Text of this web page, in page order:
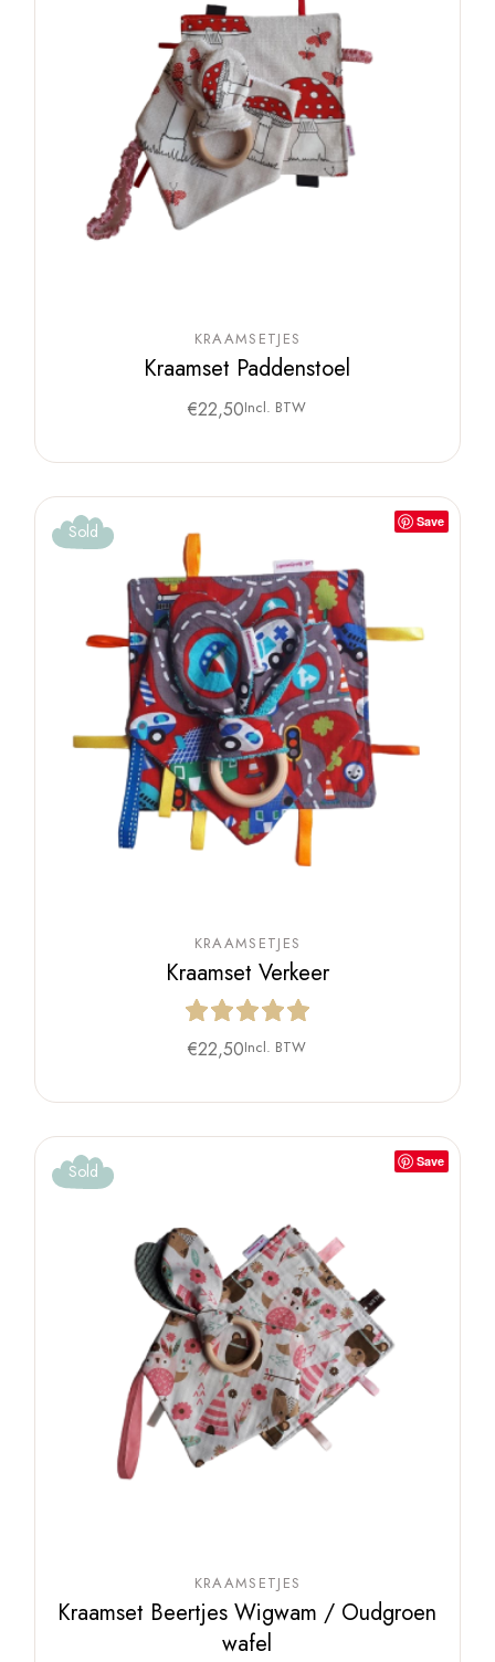
KRAAMSETJES
Kraamset Paddenstoel
€22,50Incl. BTW
Save
Sold
KRAAMSETJES
Kraamset Verkeer
€22,50Incl. BTW
Save
Sold
KRAAMSETJES
Kraamset Beertjes Wigwam / Oudgroen
wafel